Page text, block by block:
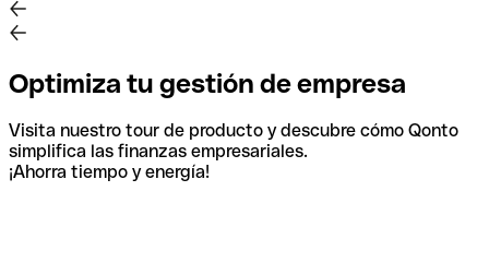
Optimiza tu gestión de empresa
Visita nuestro tour de producto y descubre cómo Qonto
simplifica las finanzas empresariales.
¡Ahorra tiempo y energía!